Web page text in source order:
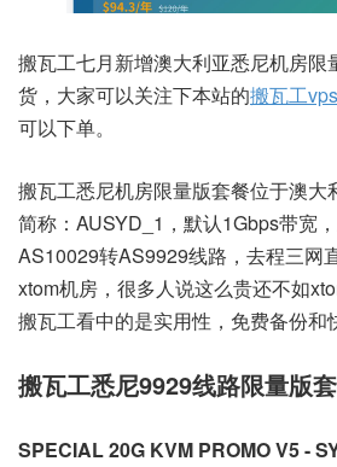
搬瓦工七月新增澳大利亚悉尼机房限
货，大家可以关注下本站的搬瓦工
可以下单。
搬瓦工悉尼机房限量版套餐位于澳大
简称：AUSYD_1，默认1Gbps带宽
AS10029转AS9929线路，去程三网
xtom机房，很多人说这么贵还不如
搬瓦工看中的是实用性，免费备份和
搬瓦工悉尼9929线路限量版
SPECIAL 20G KVM PROMO V5 -